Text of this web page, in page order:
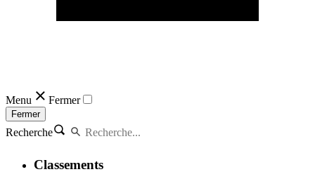
Menu Fermer
Fermer
Recherche
Classements